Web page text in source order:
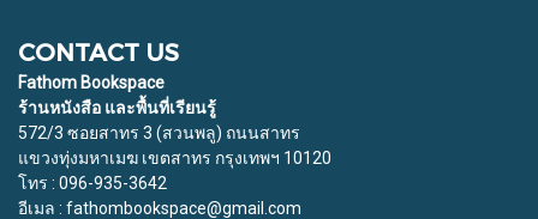
CONTACT US
Fathom Bookspace
ร้านหนังสือ และพื้นที่เรียนรู้
572/3 ซอยสาทร 3 (สวนพลู) ถนนสาทร
แขวงทุ่งมหาเมฆ เขตสาทร กรุงเทพฯ 10120
โทร : 096-935-3642
อีเมล : fathombookspace@gmail.com